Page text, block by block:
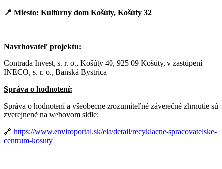
📍 Miesto: Kultúrny dom Košúty, Košúty 32
Navrhovateľ projektu:
Contrada Invest, s. r. o., Košúty 40, 925 09 Košúty, v zastúpení
INECO, s. r. o., Banská Bystrica
Správa o hodnotení:
Správa o hodnotení a všeobecne zrozumiteľné záverečné zhrnutie sú
zverejnené na webovom sídle:
🔗 https://www.enviroportal.sk/eia/detail/recyklacne-spracovatelske-
centrum-kosuty